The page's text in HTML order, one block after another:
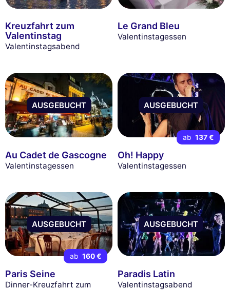
Kreuzfahrt zum
Valentinstag
Valentinstagsabend
Le Grand Bleu
Valentinstagessen
AUSGEBUCHT
Au Cadet de Gascogne
Valentinstagessen
AUSGEBUCHT
ab 137 €
Oh! Happy
Valentinstagessen
AUSGEBUCHT
ab 160 €
Paris Seine
Dinner-Kreuzfahrt zum
AUSGEBUCHT
Paradis Latin
Valentinstagsabend